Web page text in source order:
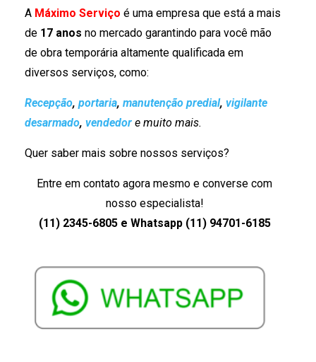
A Máximo Serviço é uma empresa que está a mais
de 17 anos no mercado garantindo para você mão
de obra temporária altamente qualificada em
diversos serviços, como:
Recepção, portaria, manutenção predial, vigilante
desarmado, vendedor e muito mais.
Quer saber mais sobre nossos serviços?
Entre em contato agora mesmo e converse com
nosso especialista!
(11) 2345-6805 e Whatsapp (11) 94701-6185